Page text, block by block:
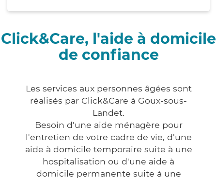
Click&Care, l'aide à domicile
de confiance
Les services aux personnes âgées sont
réalisés par Click&Care à Goux-sous-
Landet.
Besoin d'une aide ménagère pour
l'entretien de votre cadre de vie, d'une
aide à domicile temporaire suite à une
hospitalisation ou d'une aide à
domicile permanente suite à une